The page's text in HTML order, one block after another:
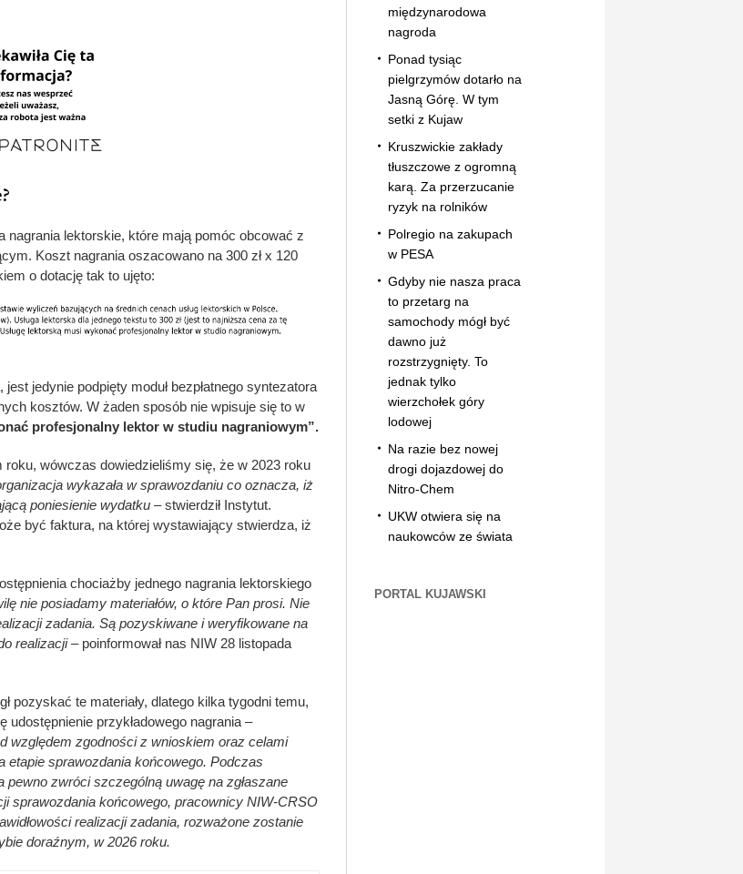
nagrania lektorskie, które mają pomóc obcować z
Koszt nagrania oszacowano na 300 zł x 120
o dotację tak to ujęto:
jedynie podpięty moduł bezpłatnego syntezatora
kosztów. W żaden sposób nie wpisuje się to w
profesjonalny lektor w studiu nagraniowym”.
roku, wówczas dowiedzieliśmy się, że w 2023 roku
wykazała w sprawozdaniu co oznacza, iż
poniesienie wydatku –stwierdził Instytut.
być faktura, na której wystawiający stwierdza, iż
chociażby jednego nagrania lektorskiego
nie posiadamy materiałów, o które Pan prosi. Nie
zadania. Są pozyskiwane i weryfikowane na
realizacji –poinformował nas NIW 28 listopada
pozyskać te materiały, dlatego kilka tygodni temu,
przykładowego nagrania –
względem zgodności z wnioskiem oraz celami
etapie sprawozdania końcowego. Podczas
zwróci szczególną uwagę na zgłaszane
sprawozdania końcowego, pracownicy NIW-CRSO
realizacji zadania, rozważone zostanie
doraźnym, w 2026 roku.
międzynarodowa
nagroda
Ponad tysiąc
pielgrzymów dotarło na
Jasną Górę. W tym
setki z Kujaw
Kruszwickie zakłady
tłuszczowe z ogromną
karą. Za przerzucanie
ryzyk na rolników
Polregio na zakupach
w PESA
Gdyby nie nasza praca
to przetarg na
samochody mógł być
dawno już
rozstrzygnięty. To
jednak tylko
wierzchołek góry
lodowej
Na razie bez nowej
drogi dojazdowej do
Nitro-Chem
UKW otwiera się na
naukowców ze świata
PORTAL KUJAWSKI